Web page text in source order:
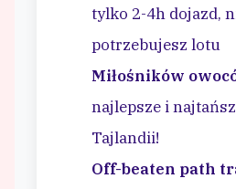
tylko 2-4h dojazd,
potrzebujesz lotu
Miłośników
najlepsze i
Tajlandii!
Off-beaten path